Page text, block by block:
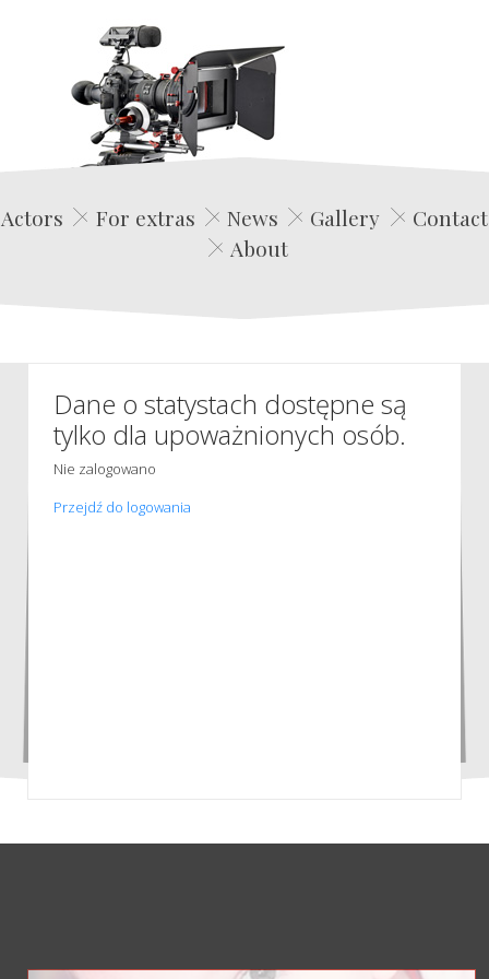
Edwin Film Agencja Aktorska
Actors For extras News Gallery
Contact
About
Dane o statystach dostępne są
tylko dla upoważnionych osób.
Nie zalogowano
Przejdź do logowania